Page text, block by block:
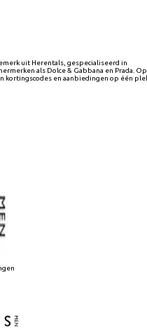
uit Herentals, gespecialiseerd in
als Dolce & Gabbana en Prada. Op
kortingscodes en aanbiedingen op één